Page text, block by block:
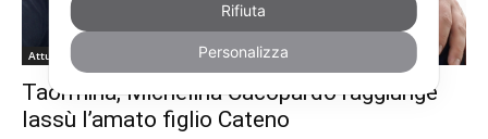
Attualità e Cronaca
Taormina, Michelina Cacopardo raggiunge
lassù l’amato figlio Cateno
Rifiuta
Personalizza